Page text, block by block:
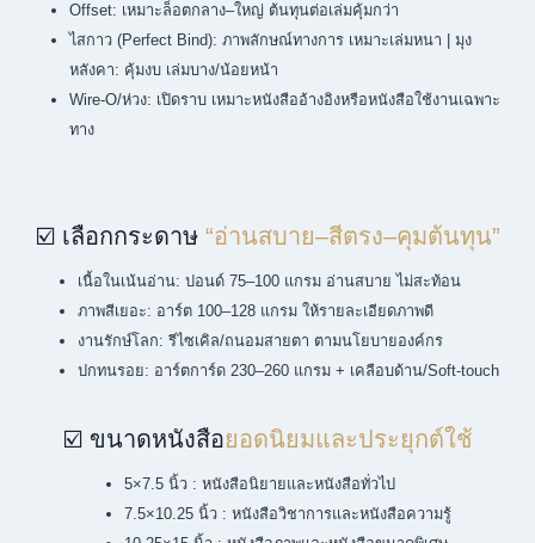
Offset: เหมาะล็อตกลาง–ใหญ่ ต้นทุนต่อเล่มคุ้มกว่า
ไสกาว (Perfect Bind): ภาพลักษณ์ทางการ เหมาะเล่มหนา | มุง
หลังคา: คุ้มงบ เล่มบาง/น้อยหน้า
Wire-O/ห่วง: เปิดราบ เหมาะหนังสืออ้างอิงหรือหนังสือใช้งานเฉพาะ
ทาง
☑️ เลือกกระดาษ “อ่านสบาย–สีตรง–คุมต้นทุน”
เนื้อในเน้นอ่าน: ปอนด์ 75–100 แกรม อ่านสบาย ไม่สะท้อน
ภาพสีเยอะ: อาร์ต 100–128 แกรม ให้รายละเอียดภาพดี
งานรักษ์โลก: รีไซเคิล/ถนอมสายตา ตามนโยบายองค์กร
ปกทนรอย: อาร์ตการ์ด 230–260 แกรม + เคลือบด้าน/Soft-touch
☑️ ขนาดหนังสือยอดนิยมและประยุกต์ใช้
5×7.5 นิ้ว : หนังสือนิยายและหนังสือทั่วไป
7.5×10.25 นิ้ว : หนังสือวิชาการและหนังสือความรู้